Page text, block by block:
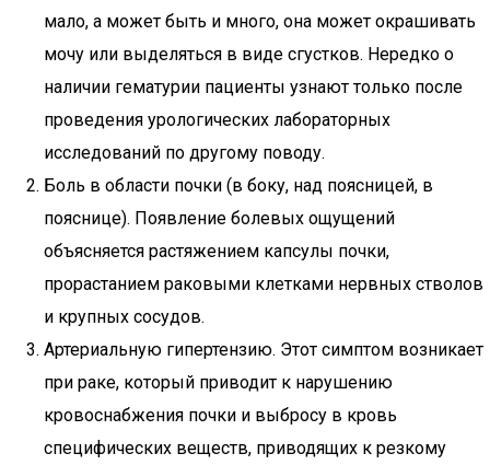
мало, а может быть и много, она может окрашивать
мочу или выделяться в виде сгустков. Нередко о
наличии гематурии пациенты узнают только после
проведения урологических лабораторных
исследований по другому поводу.
Боль в области почки (в боку, над поясницей, в
пояснице). Появление болевых ощущений
объясняется растяжением капсулы почки,
прорастанием раковыми клетками нервных стволов
и крупных сосудов.
Артериальную гипертензию. Этот симптом возникает
при раке, который приводит к нарушению
кровоснабжения почки и выбросу в кровь
специфических веществ, приводящих к резкому